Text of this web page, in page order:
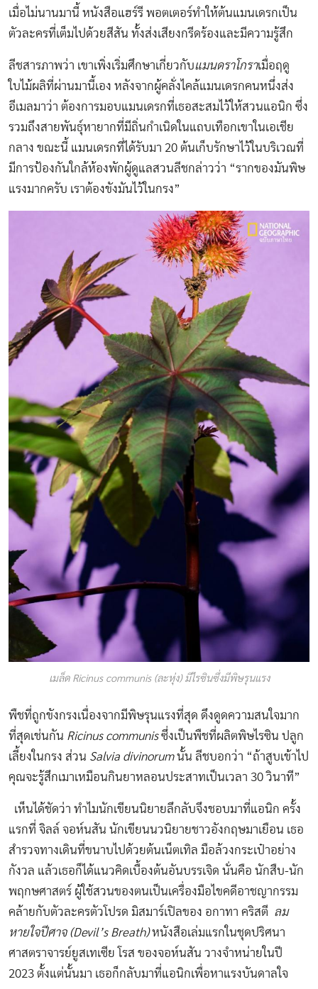
เมื่อไม่นานมานี้ หนังสือแฮร์รี พอตเตอร์ทำให้ต้นแมนเดรกเป็น
ตัวละครที่เต็มไปด้วยสีสัน ทั้งส่งเสียงกรีดร้องและมีความรู้สึก
ลีชสารภาพว่า เขาเพิ่งเริ่มศึกษาเกี่ยวกับแมนดราโกราเมื่อฤดู
ใบไม้ผลิที่ผ่านมานี้เอง หลังจากผู้คลั่งไคล้แมนเดรกคนหนึ่งส่ง
อีเมลมาว่า ต้องการมอบแมนเดรกที่เธอสะสมไว้ให้สวนแอนิก ซึ่ง
รวมถึงสายพันธุ์หายากที่มีถิ่นกำเนิดในแถบเทือกเขาในเอเชีย
กลาง ขณะนี้ แมนเดรกที่ได้รับมา 20 ต้นเก็บรักษาไว้ในบริเวณที่
มีการป้องกันใกล้ห้องพักผู้ดูแลสวนลีชกล่าวว่า “รากของมันพิษ
แรงมากครับ เราต้องขังมันไว้ในกรง”
เมล็ด Ricinus communis (ละหุ่ง) มีไรซินซึ่งมีพิษรุนแรง
พืชที่ถูกขังกรงเนื่องจากมีพิษรุนแรงที่สุด ดึงดูดความสนใจมาก
ที่สุดเช่นกัน Ricinus communisซึ่งเป็นพืชที่ผลิตพิษไรซิน ปลูก
เลี้ยงในกรง ส่วน Salvia divinorumนั้น ลีชบอกว่า “ถ้าสูบเข้าไป
คุณจะรู้สึกเมาเหมือนกินยาหลอนประสาทเป็นเวลา 30 วินาที”
เห็นได้ชัดว่า ทำไมนักเขียนนิยายลึกลับจึงชอบมาที่แอนิก ครั้ง
แรกที่ จิลล์ จอห์นสัน นักเขียนนวนิยายชาวอังกฤษมาเยือน เธอ
สำรวจทางเดินที่ขนาบไปด้วยต้นเน็ตเทิล มือล้วงกระเป๋าอย่าง
กังวล แล้วเธอก็ได้แนวคิดเบื้องต้นอันบรรเจิด นั่นคือ นักสืบ-นัก
พฤกษศาสตร์ ผู้ใช้สวนของตนเป็นเครื่องมือไขคดีอาชญากรรม
คล้ายกับตัวละครตัวโปรด มิสมาร์เปิลของ อกาทา คริสตี ลม
หายใจปีศาจ (Devil’s Breath)หนังสือเล่มแรกในชุดปริศนา
ศาสตราจารย์ยูสเทเซีย โรส ของจอห์นสัน วางจำหน่ายในปี
2023 ตั้งแต่นั้นมา เธอก็กลับมาที่แอนิกเพื่อหาแรงบันดาลใจ